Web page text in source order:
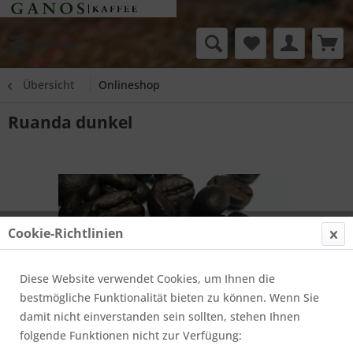
Übersicht Onlineshop
Ruanda dunkel
Cookie-Richtlinien
Diese Website verwendet Cookies, um Ihnen die
bestmögliche Funktionalität bieten zu können. Wenn Sie
damit nicht einverstanden sein sollten, stehen Ihnen
folgende Funktionen nicht zur Verfügung: